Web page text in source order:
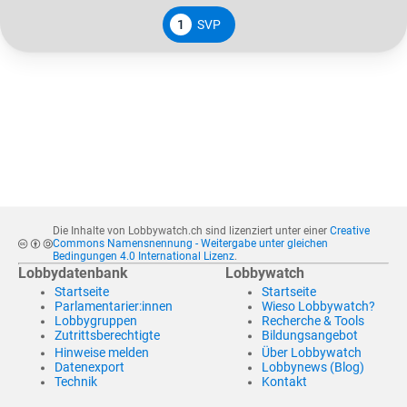
1 SVP
Die Inhalte von Lobbywatch.ch sind lizenziert unter einer Creative
Commons Namensnennung - Weitergabe unter gleichen
Bedingungen 4.0 International Lizenz.
Lobbydatenbank
Startseite
Parlamentarier:innen
Lobbygruppen
Zutrittsberechtigte
Hinweise melden
Datenexport
Technik
Lobbywatch
Startseite
Wieso Lobbywatch?
Recherche & Tools
Bildungsangebot
Über Lobbywatch
Lobbynews (Blog)
Kontakt